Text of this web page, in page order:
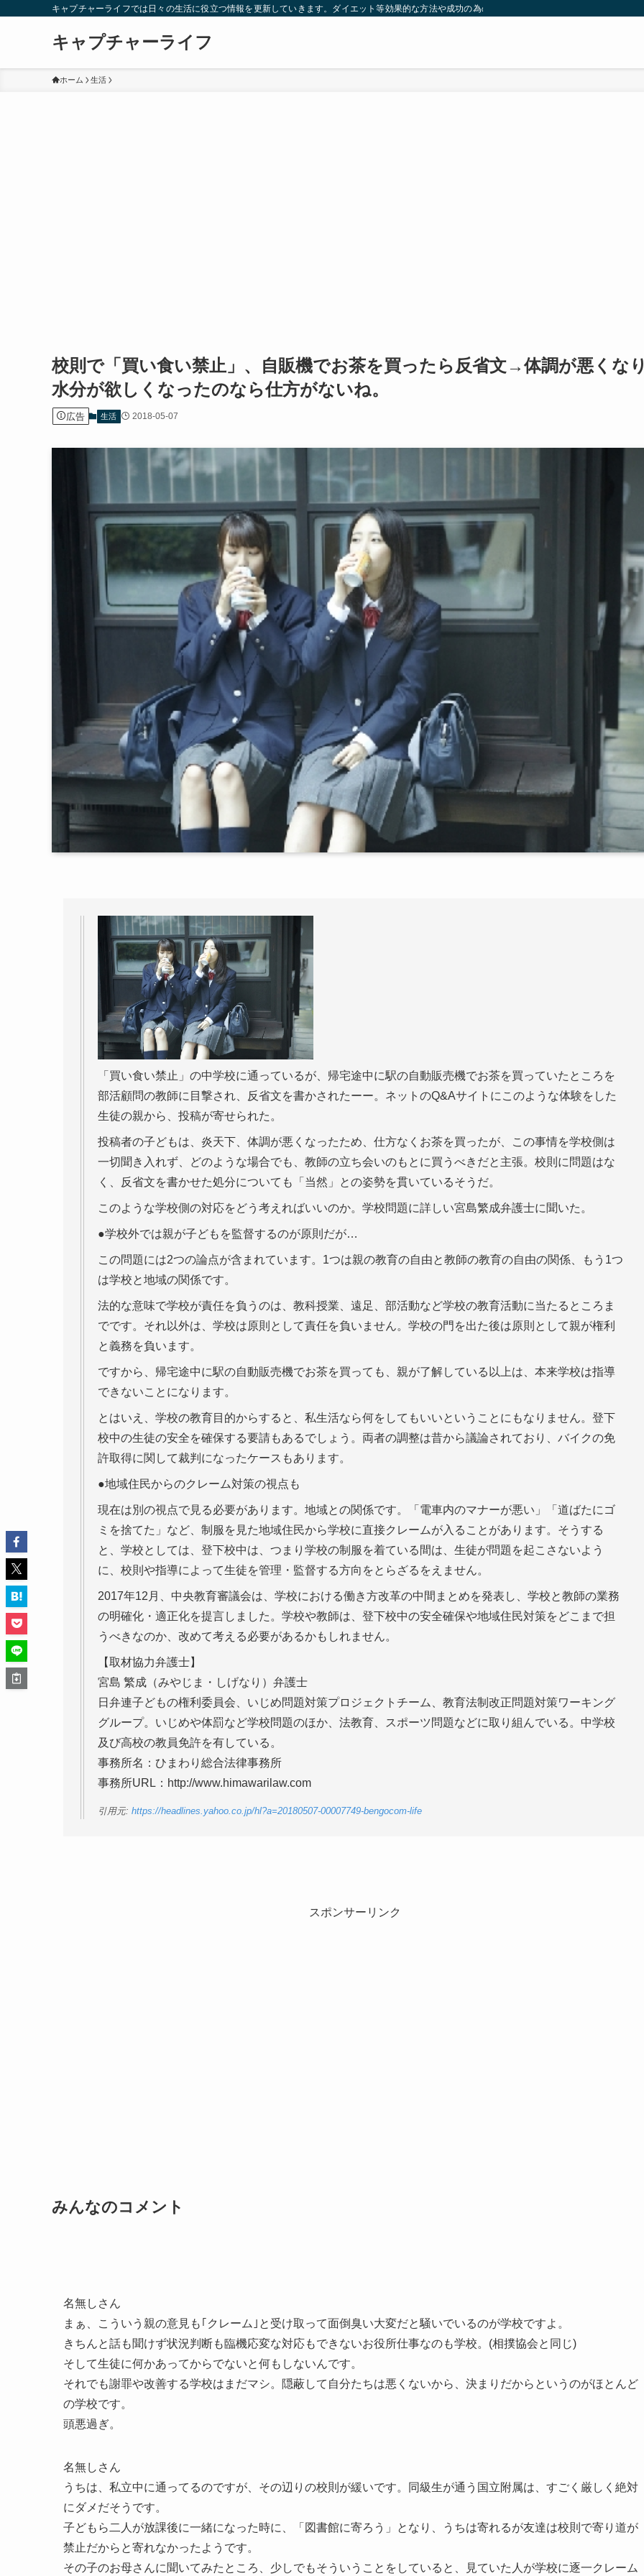
キャプチャーライフでは日々の生活に役立つ情報を更新していきます。ダイエット等効果的な方法や成功の為の秘訣等。太ったり悩んでいる方々が
キャプチャーライフ
ホーム 生活
校則で「買い食い禁止」、自販機でお茶を買ったら反省文→体調が悪くなり
水分が欲しくなったのなら仕方がないね。
広告 生活 2018-05-07
「買い食い禁止」の中学校に通っているが、帰宅途中に駅の自動販売機でお茶を買っていたところを
部活顧問の教師に目撃され、反省文を書かされたーー。ネットのQ&Aサイトにこのような体験をした
生徒の親から、投稿が寄せられた。
投稿者の子どもは、炎天下、体調が悪くなったため、仕方なくお茶を買ったが、この事情を学校側は
一切聞き入れず、どのような場合でも、教師の立ち会いのもとに買うべきだと主張。校則に問題はな
く、反省文を書かせた処分についても「当然」との姿勢を貫いているそうだ。
このような学校側の対応をどう考えればいいのか。学校問題に詳しい宮島繁成弁護士に聞いた。
●学校外では親が子どもを監督するのが原則だが…
この問題には2つの論点が含まれています。1つは親の教育の自由と教師の教育の自由の関係、もう1つ
は学校と地域の関係です。
法的な意味で学校が責任を負うのは、教科授業、遠足、部活動など学校の教育活動に当たるところま
でです。それ以外は、学校は原則として責任を負いません。学校の門を出た後は原則として親が権利
と義務を負います。
ですから、帰宅途中に駅の自動販売機でお茶を買っても、親が了解している以上は、本来学校は指導
できないことになります。
とはいえ、学校の教育目的からすると、私生活なら何をしてもいいということにもなりません。登下
校中の生徒の安全を確保する要請もあるでしょう。両者の調整は昔から議論されており、バイクの免
許取得に関して裁判になったケースもあります。
●地域住民からのクレーム対策の視点も
現在は別の視点で見る必要があります。地域との関係です。「電車内のマナーが悪い」「道ばたにゴ
ミを捨てた」など、制服を見た地域住民から学校に直接クレームが入ることがあります。そうする
と、学校としては、登下校中は、つまり学校の制服を着ている間は、生徒が問題を起こさないよう
に、校則や指導によって生徒を管理・監督する方向をとらざるをえません。
2017年12月、中央教育審議会は、学校における働き方改革の中間まとめを発表し、学校と教師の業務
の明確化・適正化を提言しました。学校や教師は、登下校中の安全確保や地域住民対策をどこまで担
うべきなのか、改めて考える必要があるかもしれません。
【取材協力弁護士】
宮島 繁成（みやじま・しげなり）弁護士
日弁連子どもの権利委員会、いじめ問題対策プロジェクトチーム、教育法制改正問題対策ワーキング
グループ。いじめや体罰など学校問題のほか、法教育、スポーツ問題などに取り組んでいる。中学校
及び高校の教員免許を有している。
事務所名：ひまわり総合法律事務所
事務所URL：http://www.himawarilaw.com
引用元: https://headlines.yahoo.co.jp/hl?a=20180507-00007749-bengocom-life
スポンサーリンク
みんなのコメント
名無しさん
まぁ、こういう親の意見も｢クレーム｣と受け取って面倒臭い大変だと騒いでいるのが学校ですよ。
きちんと話も聞けず状況判断も臨機応変な対応もできないお役所仕事なのも学校。(相撲協会と同じ)
そして生徒に何かあってからでないと何もしないんです。
それでも謝罪や改善する学校はまだマシ。隠蔽して自分たちは悪くないから、決まりだからというのがほとんど
の学校です。
頭悪過ぎ。
名無しさん
うちは、私立中に通ってるのですが、その辺りの校則が緩いです。同級生が通う国立附属は、すごく厳しく絶対
にダメだそうです。
子どもら二人が放課後に一緒になった時に、「図書館に寄ろう」となり、うちは寄れるが友達は校則で寄り道が
禁止だからと寄れなかったようです。
その子のお母さんに聞いてみたところ、少しでもそういうことをしていると、見ていた人が学校に逐一クレーム